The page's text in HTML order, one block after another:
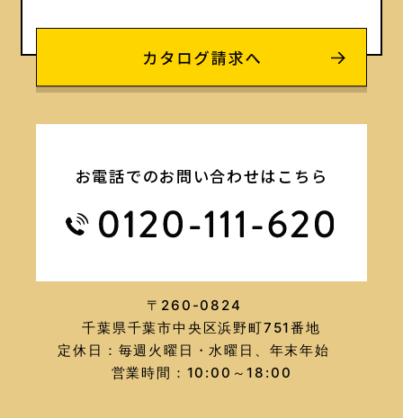
お電話でのお問い合わせはこちら
〒260-0824
千葉県千葉市中央区浜野町751番地
定休日：毎週火曜日・水曜日、年末年始
営業時間：10:00～18:00